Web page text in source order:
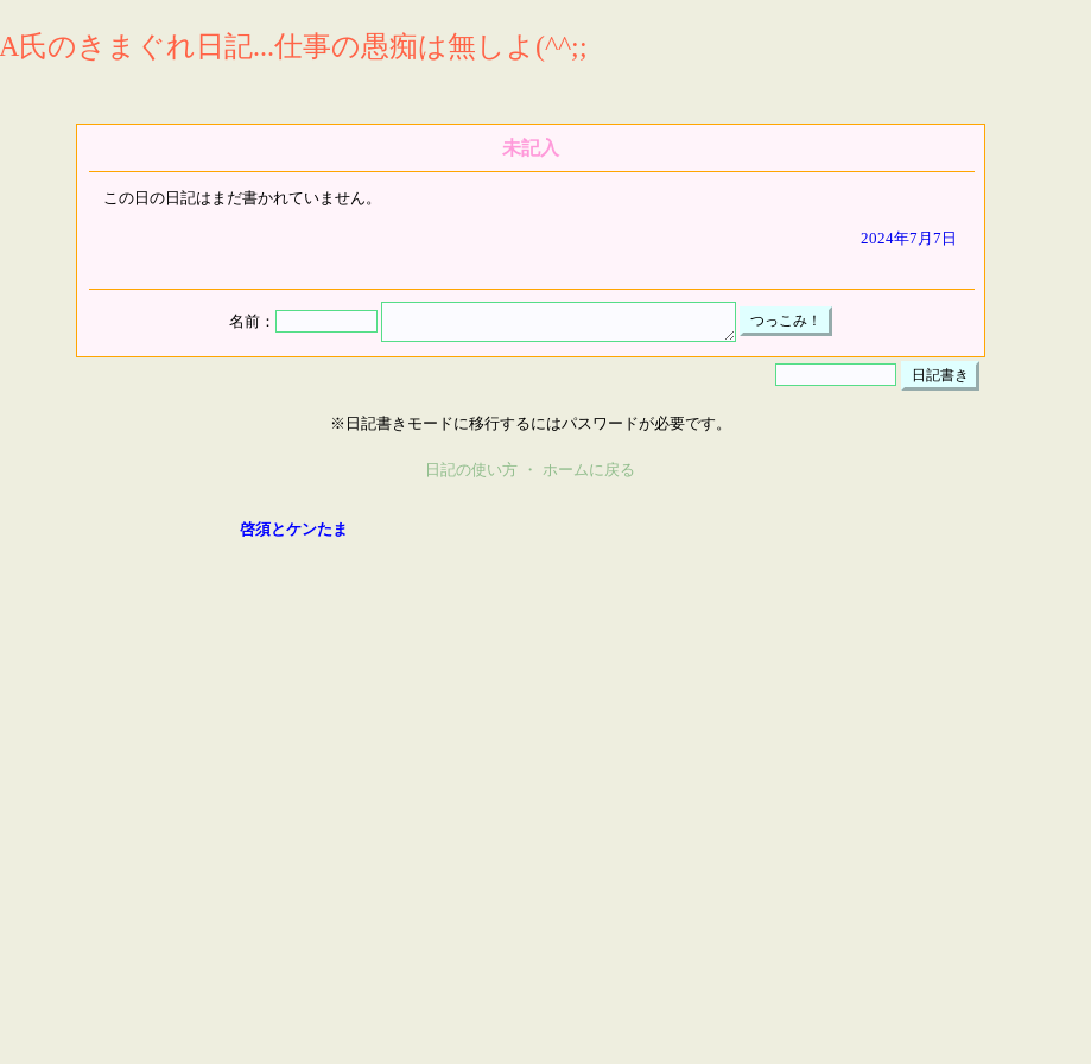
A氏のきまぐれ日記...仕事の愚痴は無しよ(^^;;
未記入
この日の日記はまだ書かれていません。
2024年7月7日
名前：
※日記書きモードに移行するにはパスワードが必要です。
日記の使い方 ・ ホームに戻る
啓須とケンたま